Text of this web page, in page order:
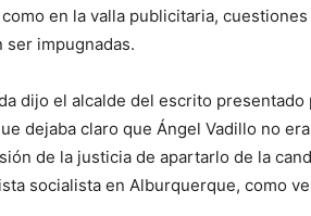
en la valla publicitaria,
ser impugnadas.
dijo el alcalde del escrito presentado
dejaba claro que Ángel Vadillo no
de la justicia de apartarlo de la
socialista en Alburquerque, como